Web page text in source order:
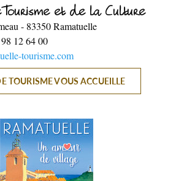
et de la Culture
- 83350Ramatuelle
12 64 00
tourisme.com
TOURISME VOUS ACCUEILLE